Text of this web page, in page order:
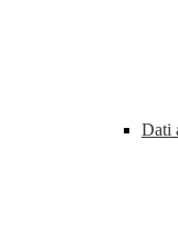
Dati